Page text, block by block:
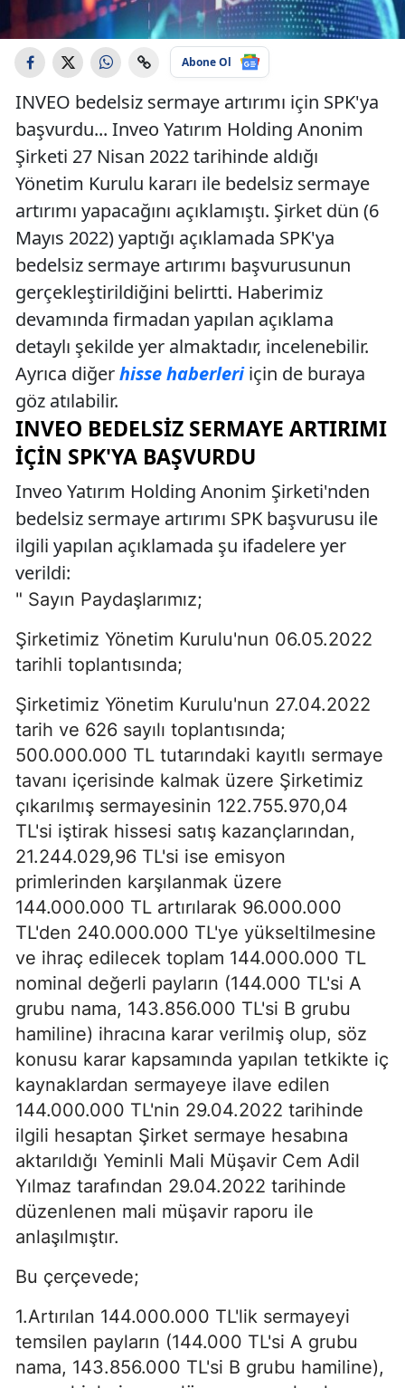
Abone Ol
INVEO bedelsiz sermaye artırımı için SPK'ya
başvurdu... Inveo Yatırım Holding Anonim
Şirketi 27 Nisan 2022 tarihinde aldığı
Yönetim Kurulu kararı ile bedelsiz sermaye
artırımı yapacağını açıklamıştı. Şirket dün (6
Mayıs 2022) yaptığı açıklamada SPK'ya
bedelsiz sermaye artırımı başvurusunun
gerçekleştirildiğini belirtti. Haberimiz
devamında firmadan yapılan açıklama
detaylı şekilde yer almaktadır, incelenebilir.
Ayrıca diğerhisse haberleriiçin de buraya
göz atılabilir.
INVEO BEDELSIZ SERMAYE ARTIRIMI
İÇIN SPK'YA BAŞVURDU
Inveo Yatırım Holding Anonim Şirketi'nden
bedelsiz sermaye artırımı SPK başvurusu ile
ilgili yapılan açıklamada şu ifadelere yer
verildi:
" Sayın Paydaşlarımız;
Şirketimiz Yönetim Kurulu'nun 06.05.2022
tarihli toplantısında;
Şirketimiz Yönetim Kurulu'nun 27.04.2022
tarih ve 626 sayılı toplantısında;
500.000.000 TL tutarındaki kayıtlı sermaye
tavanı içerisinde kalmak üzere Şirketimiz
çıkarılmış sermayesinin 122.755.970,04
TL'si iştirak hissesi satış kazançlarından,
21.244.029,96 TL'si ise emisyon
primlerinden karşılanmak üzere
144.000.000 TL artırılarak 96.000.000
TL'den 240.000.000 TL'ye yükseltilmesine
ve ihraç edilecek toplam 144.000.000 TL
nominal değerli payların (144.000 TL'si A
grubu nama, 143.856.000 TL'si B grubu
hamiline) ihracına karar verilmiş olup, söz
konusu karar kapsamında yapılan tetkikte iç
kaynaklardan sermayeye ilave edilen
144.000.000 TL'nin 29.04.2022 tarihinde
ilgili hesaptan Şirket sermaye hesabına
aktarıldığı Yeminli Mali Müşavir Cem Adil
Yılmaz tarafından 29.04.2022 tarihinde
düzenlenen mali müşavir raporu ile
anlaşılmıştır.
Bu çerçevede;
1.Artırılan 144.000.000 TL'lik sermayeyi
temsilen payların (144.000 TL'si A grubu
nama, 143.856.000 TL'si B grubu hamiline),